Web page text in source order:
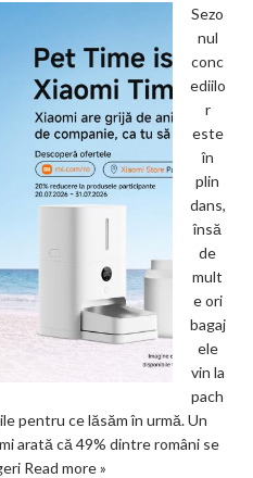
Sezo
nul
conc
ediilo
r
este
în
plin
dans,
însă
de
mult
e ori
bagaj
ele
vin la
pach
pentru ce lăsăm în urmă. Un
arată că 49% dintre români se
Read more »